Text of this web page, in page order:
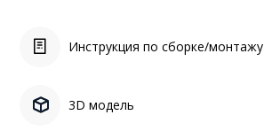
Инструкция по сборке/монтажу
3D модель